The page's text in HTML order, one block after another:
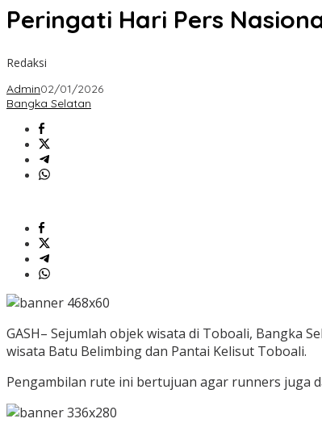
Peringati Hari Pers
Redaksi
Admin02/01/2026
Bangka Selatan
GASH– Sejumlah objek wisata di Toboali, Bangka
wisata Batu Belimbing dan Pantai Kelisut Toboali.
Pengambilan rute ini bertujuan agar runners juga